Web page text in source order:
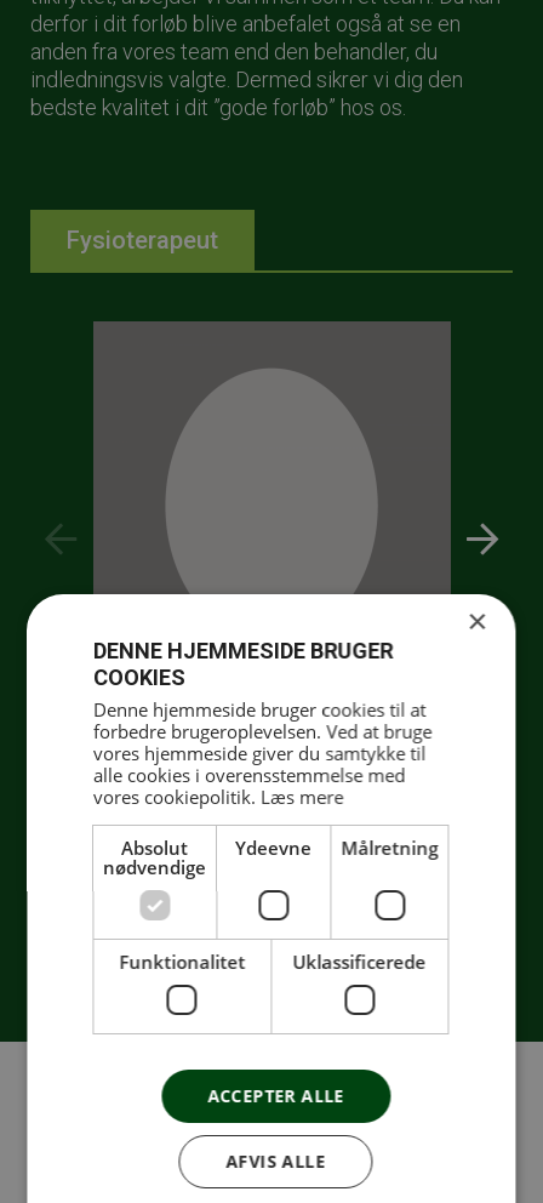
derfor i dit forløb blive anbefalet også at se en
anden fra vores team end den behandler, du
indledningsvis valgte. Dermed sikrer vi dig den
bedste kvalitet i dit ”gode forløb” hos os.
Fysioterapeut
Mathilde
Aut. Fysioterapeut
I Fit&Sund kan vi tilbyde dig optimale rammer for
×
DENNE HJEMMESIDE BRUGER
COOKIES
Denne hjemmeside bruger cookies til at
forbedre brugeroplevelsen. Ved at bruge
vores hjemmeside giver du samtykke til
alle cookies i overensstemmelse med
vores cookiepolitik. Læs mere
Absolut
nødvendige
Ydeevne Målretning
Funktionalitet Uklassificerede
ACCEPTER ALLE
AFVIS ALLE